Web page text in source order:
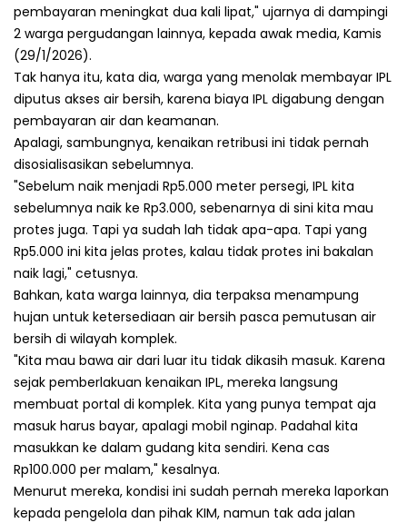
pembayaran meningkat dua kali lipat," ujarnya di dampingi
2 warga pergudangan lainnya, kepada awak media, Kamis
(29/1/2026).
Tak hanya itu, kata dia, warga yang menolak membayar IPL
diputus akses air bersih, karena biaya IPL digabung dengan
pembayaran air dan keamanan.
Apalagi, sambungnya, kenaikan retribusi ini tidak pernah
disosialisasikan sebelumnya.
"Sebelum naik menjadi Rp5.000 meter persegi, IPL kita
sebelumnya naik ke Rp3.000, sebenarnya di sini kita mau
protes juga. Tapi ya sudah lah tidak apa-apa. Tapi yang
Rp5.000 ini kita jelas protes, kalau tidak protes ini bakalan
naik lagi," cetusnya.
Bahkan, kata warga lainnya, dia terpaksa menampung
hujan untuk ketersediaan air bersih pasca pemutusan air
bersih di wilayah komplek.
"Kita mau bawa air dari luar itu tidak dikasih masuk. Karena
sejak pemberlakuan kenaikan IPL, mereka langsung
membuat portal di komplek. Kita yang punya tempat aja
masuk harus bayar, apalagi mobil nginap. Padahal kita
masukkan ke dalam gudang kita sendiri. Kena cas
Rp100.000 per malam," kesalnya.
Menurut mereka, kondisi ini sudah pernah mereka laporkan
kepada pengelola dan pihak KIM, namun tak ada jalan